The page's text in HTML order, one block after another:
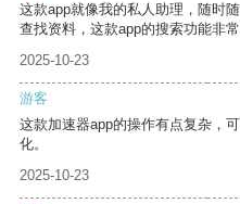
这款app就像我的私人助理，随时
查找资料，这款app的搜索功能非
2025-10-23
游客
这款加速器app的操作有点复杂，
化。
2025-10-23